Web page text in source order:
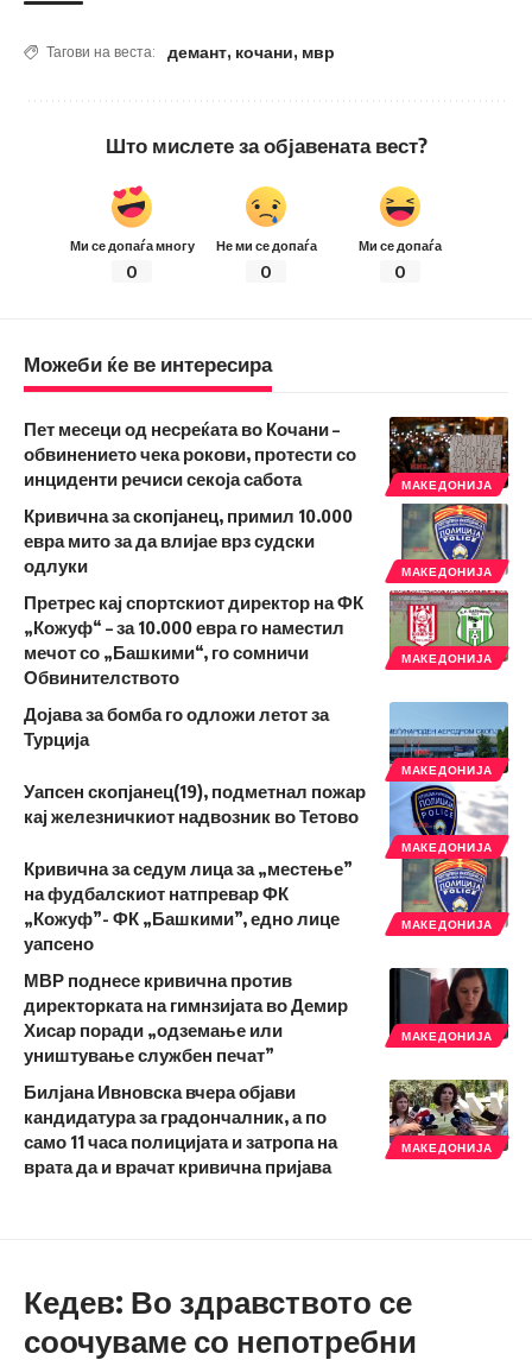
Тагови на веста: демант, кочани, мвр
Што мислете за објавената вест?
Ми се допаѓа многу
0
Не ми се допаѓа
0
Ми се допаѓа
0
Можеби ќе ве интересира
МАКЕДОНИЈА
Пет месеци од несреќата во Кочани –
обвинението чека рокови, протести со
инциденти речиси секоја сабота
МАКЕДОНИЈА
Кривична за скопјанец, примил 10.000
евра мито за да влијае врз судски
одлуки
МАКЕДОНИЈА
Претрес кај спортскиот директор на ФК
„Кожуф“ – за 10.000 евра го наместил
мечот со „Башкими“, го сомничи
Обвинителството
МАКЕДОНИЈА
Дојава за бомба го одложи летот за
Турција
МАКЕДОНИЈА
Уапсен скопјанец(19), подметнал пожар
кај железничкиот надвозник во Тетово
МАКЕДОНИЈА
Кривична за седум лица за „местење”
на фудбалскиот натпревар ФК
„Кожуф”- ФК „Башкими”, едно лице
уапсено
МАКЕДОНИЈА
МВР поднесе кривична против
директорката на гимнзијата во Демир
Хисар поради „одземање или
уништување службен печат”
МАКЕДОНИЈА
Билјана Ивновска вчера објави
кандидатура за градончалник, а по
само 11 часа полицијата и затропа на
врата да и врачат кривична пријава
Кедев: Во здравството се
соочуваме со непотребни